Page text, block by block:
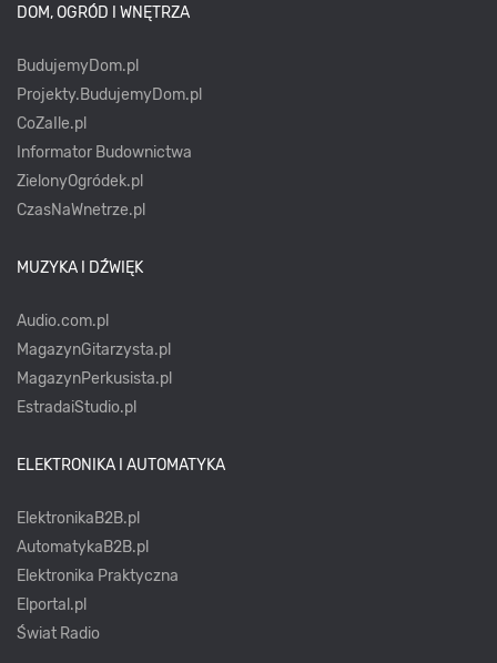
DOM, OGRÓD I WNĘTRZA
BudujemyDom.pl
Projekty.BudujemyDom.pl
CoZaIle.pl
Informator Budownictwa
ZielonyOgródek.pl
CzasNaWnetrze.pl
MUZYKA I DŹWIĘK
Audio.com.pl
MagazynGitarzysta.pl
MagazynPerkusista.pl
EstradaiStudio.pl
ELEKTRONIKA I AUTOMATYKA
ElektronikaB2B.pl
AutomatykaB2B.pl
Elektronika Praktyczna
Elportal.pl
Świat Radio